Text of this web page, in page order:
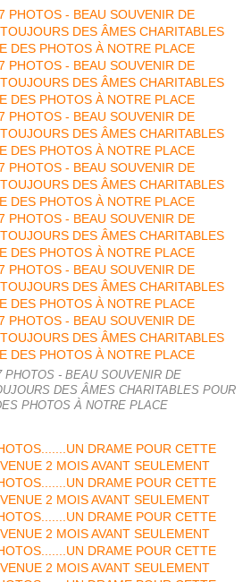
PHOTOS - BEAU SOUVENIR DE
DES ÂMES CHARITABLES POUR
PHOTOS À NOTRE PLACE